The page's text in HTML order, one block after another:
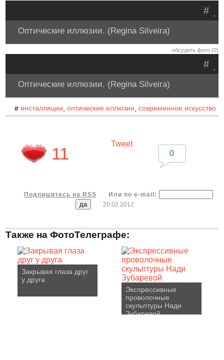
.
#
Оптические иллюзии. (Regina Silveira)
обсудить фото (0)
.
#
Оптические иллюзии. (Regina Silveira)
# инсталляции оптические иллюзии современное искусство
11
Tweet
0
Подпишитесь на RSS
Или по e-mail:
20.02.2012
Также на ФотоТелеграфе:
Закрывая глаза друг
у друга
Экспрессивные
проволочные
скульптуры Нади
Зубаревой